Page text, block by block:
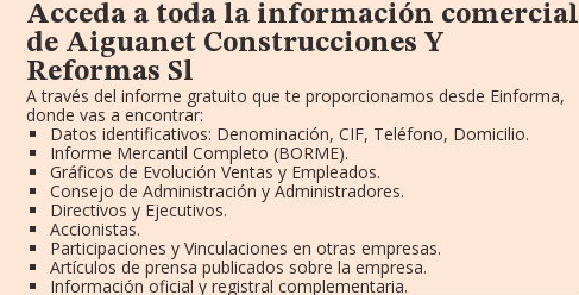
Acceda a toda la información comercial
de Aiguanet Construcciones Y
Reformas Sl
A través del informe gratuito que te proporcionamos desde Einforma,
donde vas a encontrar:
Datos identificativos: Denominación, CIF, Teléfono, Domicilio.
Informe Mercantil Completo (BORME).
Gráficos de Evolución Ventas y Empleados.
Consejo de Administración y Administradores.
Directivos y Ejecutivos.
Accionistas.
Participaciones y Vinculaciones en otras empresas.
Artículos de prensa publicados sobre la empresa.
Información oficial y registral complementaria.